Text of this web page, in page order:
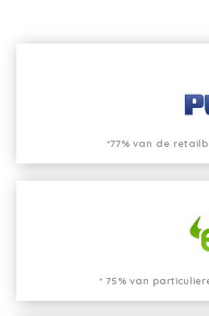
*77% van de
* 75% van